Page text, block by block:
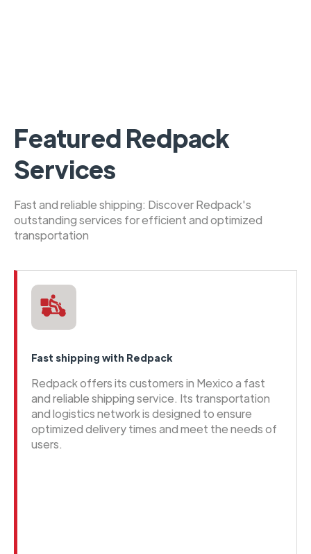
Featured Redpack
Services
Fast and reliable shipping: Discover Redpack's
outstanding services for efficient and optimized
transportation
Fast shipping with Redpack
Redpack offers its customers in Mexico a fast
and reliable shipping service. Its transportation
and logistics network is designed to ensure
optimized delivery times and meet the needs of
users.